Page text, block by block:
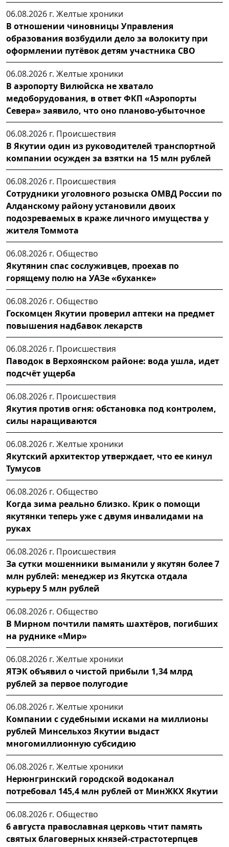
06.08.2026 г. Желтые хроники
В отношении чиновницы Управления
образования возбудили дело за волокиту при
оформлении путёвок детям участника СВО
06.08.2026 г. Желтые хроники
В аэропорту Вилюйска не хватало
медоборудования, в ответ ФКП «Аэропорты
Севера» заявило, что оно планово-убыточное
06.08.2026 г. Происшествия
В Якутии один из руководителей транспортной
компании осужден за взятки на 15 млн рублей
06.08.2026 г. Происшествия
Сотрудники уголовного розыска ОМВД России по
Алданскому району установили двоих
подозреваемых в краже личного имущества у
жителя Томмота
06.08.2026 г. Общество
Якутянин спас сослуживцев, проехав по
горящему полю на УАЗе «буханке»
06.08.2026 г. Общество
Госкомцен Якутии проверил аптеки на предмет
повышения надбавок лекарств
06.08.2026 г. Происшествия
Паводок в Верхоянском районе: вода ушла, идет
подсчёт ущерба
06.08.2026 г. Происшествия
Якутия против огня: обстановка под контролем,
силы наращиваются
06.08.2026 г. Желтые хроники
Якутский архитектор утверждает, что ее кинул
Тумусов
06.08.2026 г. Общество
Когда зима реально близко. Крик о помощи
якутянки теперь уже с двумя инвалидами на
руках
06.08.2026 г. Происшествия
За сутки мошенники выманили у якутян более 7
млн рублей: менеджер из Якутска отдала
курьеру 5 млн рублей
06.08.2026 г. Общество
В Мирном почтили память шахтёров, погибших
на руднике «Мир»
06.08.2026 г. Желтые хроники
ЯТЭК объявил о чистой прибыли 1,34 млрд
рублей за первое полугодие
06.08.2026 г. Желтые хроники
Компании с судебными исками на миллионы
рублей Минсельхоз Якутии выдаст
многомиллионную субсидию
06.08.2026 г. Желтые хроники
Нерюнгринский городской водоканал
потребовал 145,4 млн рублей от МинЖКХ Якутии
06.08.2026 г. Общество
6 августа православная церковь чтит память
святых благоверных князей-страстотерпцев